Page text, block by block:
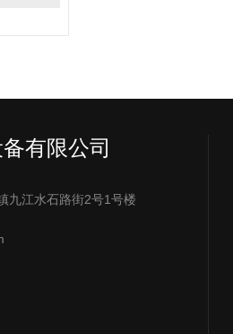
有限公司
九江水石路街2号1号楼